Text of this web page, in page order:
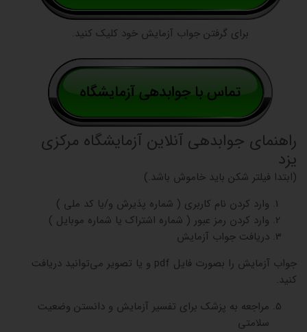
برای گرفتن جواب آزمایش خود کلیک کنید.
راهنمای جوابدهی آنلاین آزمایشگاه مرکزی
یزد
(ابتدا فیلتر شکن باید خاموش باشد.)
وارد کردن نام کاربری ( شماره پذیرش و/یا کد ملی )
وارد کردن رمز عبور ( شماره اشتراک یا شماره موبایل )
دریافت جواب آزمایش
جواب آزمایش را بصورت فایل pdf و یا تصویر می‌توانید دریافت
کنید.
مراجعه به پزشک برای تفسیر آزمایش و دانستن وضعیت
سلامتی